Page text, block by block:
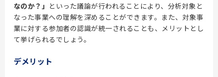
なのか？」 といった議論が行われることにより、分析対象と
なった事業への理解を深めることができます。また、対象事
業に対する参加者の認識が統一されることも、メリットとし
て挙げられるでしょう。
デメリット